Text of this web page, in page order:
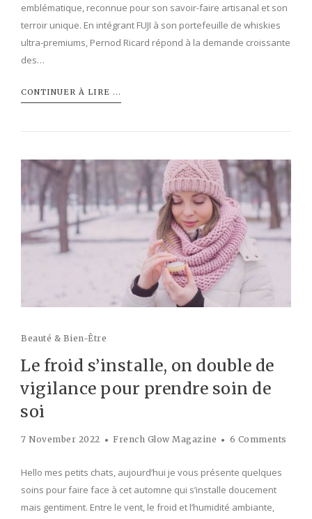
emblématique, reconnue pour son savoir-faire artisanal et son
terroir unique. En intégrant FUJI à son portefeuille de whiskies
ultra-premiums, Pernod Ricard répond à la demande croissante
des…
CONTINUER À LIRE ...
Beauté & Bien-Être
Le froid s’installe, on double de
vigilance pour prendre soin de
soi
7 November 2022 French Glow Magazine 6 Comments
Hello mes petits chats, aujourd’hui je vous présente quelques
soins pour faire face à cet automne qui s’installe doucement
mais gentiment. Entre le vent, le froid et l’humidité ambiante,